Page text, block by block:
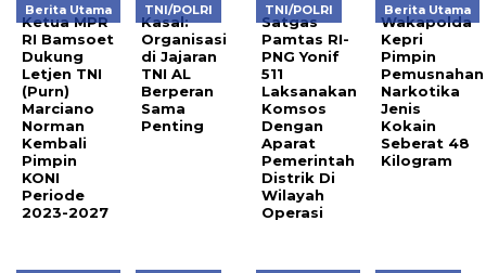
Berita Utama
Ketua MPR
RI Bamsoet
Dukung
Letjen TNI
(Purn)
Marciano
Norman
Kembali
Pimpin
KONI
Periode
2023-2027
TNI/POLRI
Kasal:
Organisasi
di Jajaran
TNI AL
Berperan
Sama
Penting
TNI/POLRI
Satgas
Pamtas RI-
PNG Yonif
511
Laksanakan
Komsos
Dengan
Aparat
Pemerintah
Distrik Di
Wilayah
Operasi
Berita Utama
Wakapolda
Kepri
Pimpin
Pemusnahan
Narkotika
Jenis
Kokain
Seberat 48
Kilogram